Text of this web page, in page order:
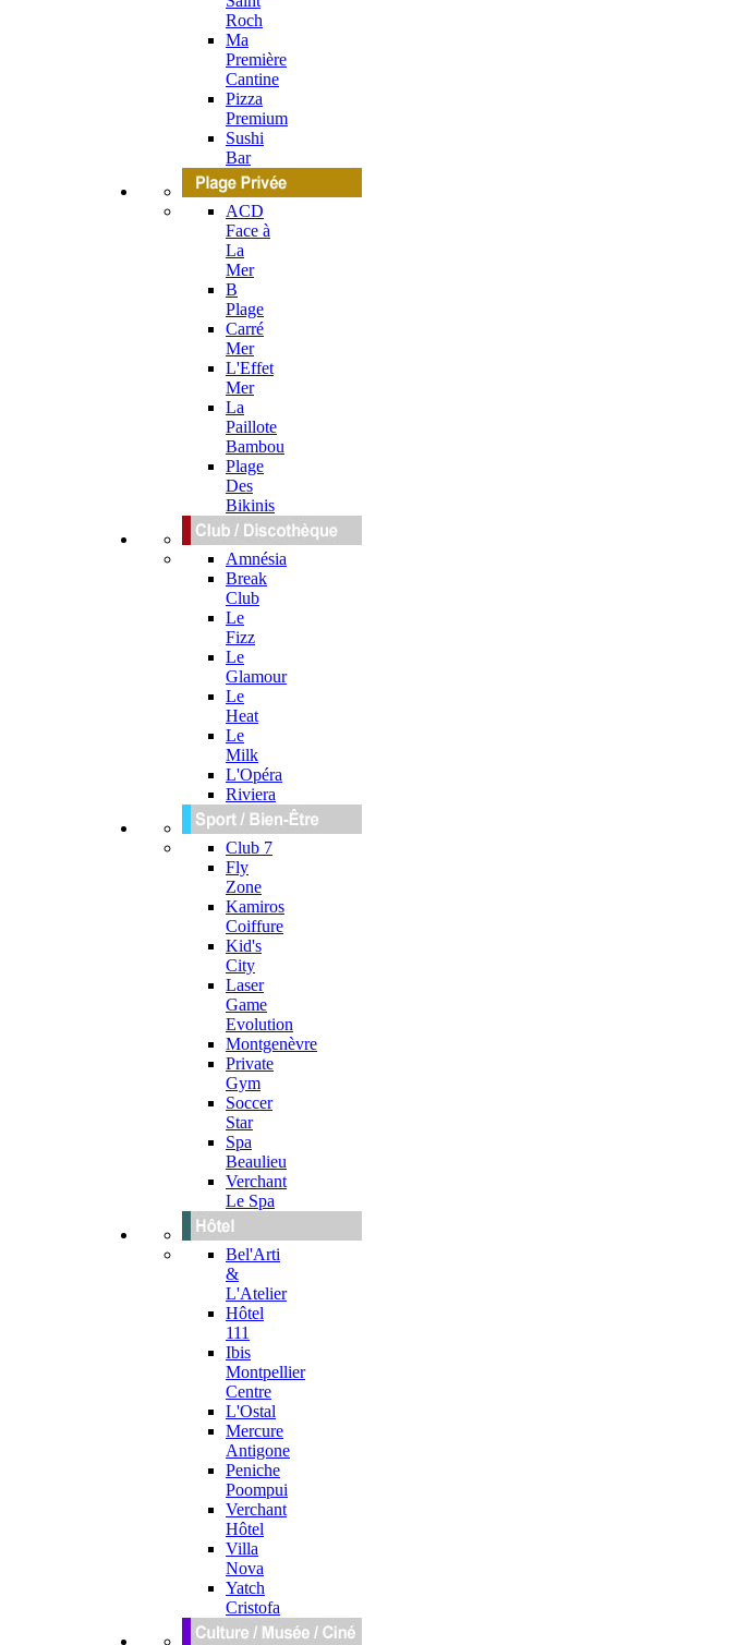
Roch
Ma
Première
Cantine
Pizza
Premium
Sushi
Bar
ACD
Face à
La
Mer
B
Plage
Carré
Mer
L'Effet
Mer
La
Paillote
Bambou
Plage
Des
Bikinis
Amnésia
Break
Club
Le
Fizz
Le
Glamour
Le
Heat
Le
Milk
L'Opéra
Riviera
Club 7
Fly
Zone
Kamiros
Coiffure
Kid's
City
Laser
Game
Evolution
Montgenèvre
Private
Gym
Soccer
Star
Spa
Beaulieu
Verchant
Le Spa
Bel'Arti
&
L'Atelier
Hôtel
111
Ibis
Montpellier
Centre
L'Ostal
Mercure
Antigone
Peniche
Poompui
Verchant
Hôtel
Villa
Nova
Yatch
Cristofa